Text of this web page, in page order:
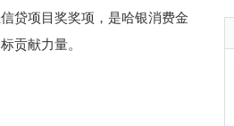
贷项目奖奖项，是哈银消费金
贡献力量。